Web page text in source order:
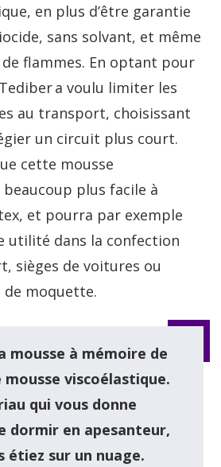
en plus d’être garantie
sans solvant, et même
flammes. En optant pour
a voulu limiter les
au transport, choisissant
un circuit plus court.
cette mousse
plus facile à
et pourra par exemple
utilité dans la confection
sièges de voitures ou
de moquette.
mousse à mémoire de
viscoélastique.
qui vous donne
dormir en apesanteur,
étiez sur un nuage.